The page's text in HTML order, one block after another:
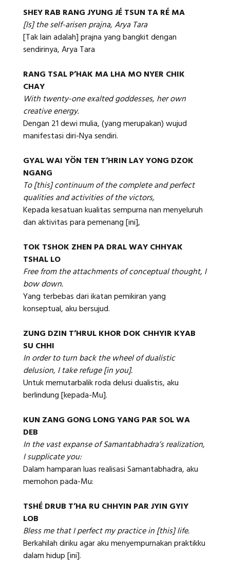
SHEY RAB RANG JYUNG JÉ TSUN TA RÉ MA
[Is] the self-arisen prajna, Arya Tara
[Tak lain adalah] prajna yang bangkit dengan
sendirinya, Arya Tara
RANG TSAL P’HAK MA LHA MO NYER CHIK
CHAY
With twenty-one exalted goddesses, her own
creative energy.
Dengan 21 dewi mulia, (yang merupakan) wujud
manifestasi diri-Nya sendiri.
GYAL WAI YÖN TEN T’HRIN LAY YONG DZOK
NGANG
To [this] continuum of the complete and perfect
qualities and activities of the victors,
Kepada kesatuan kualitas sempurna nan menyeluruh
dan aktivitas para pemenang [ini],
TOK TSHOK ZHEN PA DRAL WAY CHHYAK
TSHAL LO
Free from the attachments of conceptual thought, I
bow down.
Yang terbebas dari ikatan pemikiran yang
konseptual, aku bersujud.
ZUNG DZIN T’HRUL KHOR DOK CHHYIR KYAB
SU CHHI
In order to turn back the wheel of dualistic
delusion, I take refuge [in you].
Untuk memutarbalik roda delusi dualistis, aku
berlindung [kepada-Mu].
KUN ZANG GONG LONG YANG PAR SOL WA
DEB
In the vast expanse of Samantabhadra’s realization,
I supplicate you:
Dalam hamparan luas realisasi Samantabhadra, aku
memohon pada-Mu:
TSHÉ DRUB T’HA RU CHHYIN PAR JYIN GYIY
LOB
Bless me that I perfect my practice in [this] life.
Berkahilah diriku agar aku menyempurnakan praktikku
dalam hidup [ini].